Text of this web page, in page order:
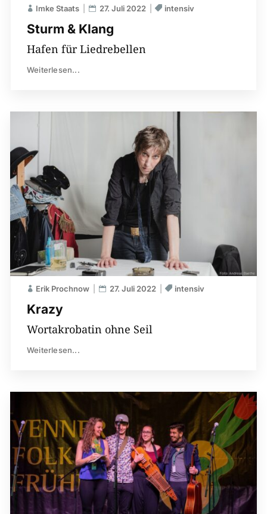
Sturm & Klang
Imke Staats 27. Juli 2022 intensiv
Hafen für Liedrebellen
Weiterlesen...
Krazy
Erik Prochnow 27. Juli 2022 intensiv
Wortakrobatin ohne Seil
Weiterlesen...